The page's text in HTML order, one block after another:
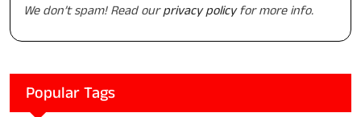
We don’t spam! Read ourprivacy policyfor more info.
Popular Tags